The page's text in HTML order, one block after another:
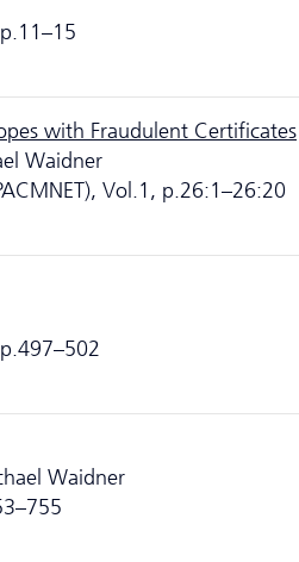
with Fraudulent Certificates
Waidner
Vol.1, p.26:1–26:20
Waidner